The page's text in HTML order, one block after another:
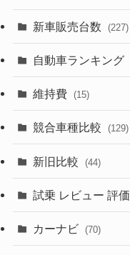
(357)
(328)
(253)
(242)
(85)
(84)
(50)
(58)
(28)
(8)
(3)
(3)
新車販売台数 (227)
自動車ランキング
維持費 (15)
競合車種比較 (129)
新旧比較 (44)
試乗 レビュー 評価
カーナビ (70)